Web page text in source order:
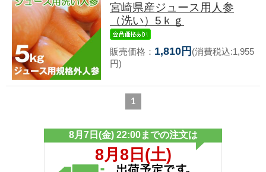
宮崎県産ジュース用人参
（洗い）5ｋｇ
販売価格： 1,810円 (消費税込:1,955
円)
1